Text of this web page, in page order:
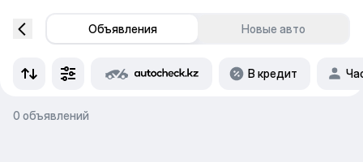
Объявления Новые авто
В кредит
0 объявлений